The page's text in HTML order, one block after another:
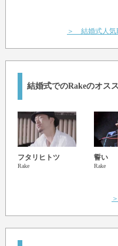
＞ 結婚式人気
結婚式でのRakeのオス
フタリヒトツ
Rake
誓い
Rake